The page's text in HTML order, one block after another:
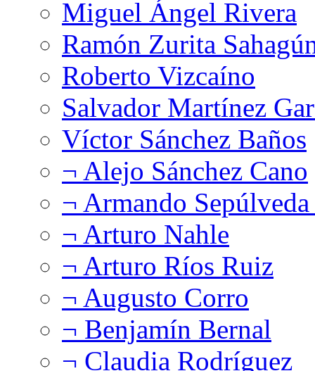
Miguel Ángel Rivera
Ramón Zurita
Roberto Vizcaíno
Salvador Martínez
Víctor Sánchez Baños
¬ Alejo Sánchez Cano
¬ Armando
¬ Arturo Nahle
¬ Arturo Ríos Ruiz
¬ Augusto Corro
¬ Benjamín Bernal
¬ Claudia Rodríguez